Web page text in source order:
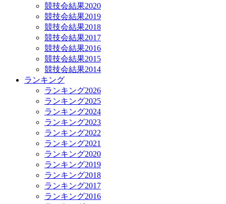
競技会結果2020
競技会結果2019
競技会結果2018
競技会結果2017
競技会結果2016
競技会結果2015
競技会結果2014
ランキング
ランキング2026
ランキング2025
ランキング2024
ランキング2023
ランキング2022
ランキング2021
ランキング2020
ランキング2019
ランキング2018
ランキング2017
ランキング2016